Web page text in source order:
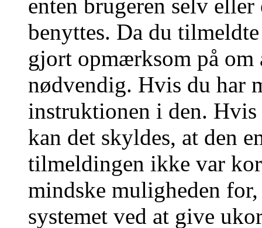
enten brugeren selv
benyttes. Da du
gjort opmærksom på
nødvendig. Hvis du har
instruktionen i den.
kan det skyldes, at den
tilmeldingen ikke var
mindske muligheden
systemet ved at give